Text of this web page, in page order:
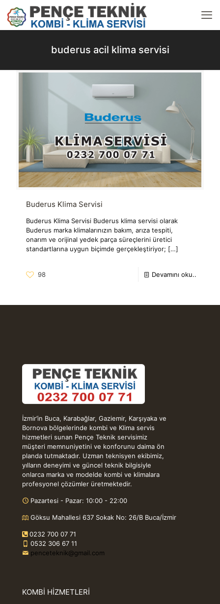
buderus acil klima servisi
Buderus Klima Servisi
Buderus Klima Servisi Buderus klima servisi olarak
Buderus marka klimalarınızın bakım, arıza tespiti,
onarım ve orijinal yedek parça süreçlerini üretici
standartlarına uygun biçimde gerçekleştiriyor; […]
98 Devamını oku..
İzmir’in Buca, Karabağlar, Gaziemir, Karşıyaka ve
Bornova bölgelerinde kombi ve Klima servis
hizmetleri sunan Pençe Teknik servisimiz
müşteri memnuniyetini ve konforunu daima ön
planda tutmaktadır. Uzman teknisyen ekibimiz,
yılların deneyimi ve güncel teknik bilgisiyle
onlarca marka ve modelde kombi ve klimalara
profesyonel çözümler üretmektedir.
Pazartesi - Pazar: 10:00 - 22:00
Göksu Mahallesi 637 Sokak No: 26/B Buca/İzmir
0232 700 07 71
0532 306 67 11
penceteknik@gmail.com
KOMBİ HİZMETLERİ